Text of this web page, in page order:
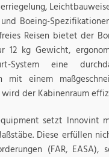
Boeing-
Reisen bietet der
12 kg Gewicht,
System eine
mit einem
wird der Kabinenraum
setzt Innovint
Diese erfüllen
(FAR, EASA),